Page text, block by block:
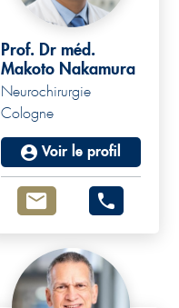
Prof. Dr méd.
Makoto Nakamura
Neurochirurgie
Cologne
Voir le profil